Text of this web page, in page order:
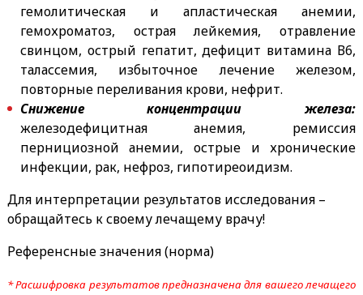
гемолитическая и апластическая анемии,
гемохроматоз, острая лейкемия, отравление
свинцом, острый гепатит, дефицит витамина В6,
талассемия, избыточное лечение железом,
повторные переливания крови, нефрит.
Снижение концентрации железа:
железодефицитная анемия, ремиссия
пернициозной анемии, острые и хронические
инфекции, рак, нефроз, гипотиреоидизм.
Для интерпретации результатов исследования –
обращайтесь к своему лечащему врачу!
Референсные значения (норма)
* Расшифровка результатов предназначена для вашего лечащего